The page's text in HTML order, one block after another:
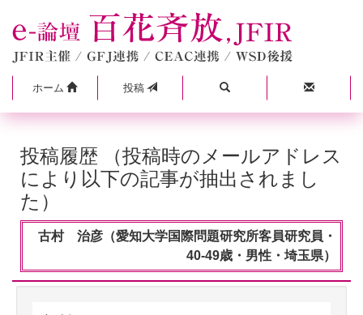
ホーム 投稿
投稿履歴 （投稿時のメールアドレス
により以下の記事が抽出されまし
た）
古村 治彦（愛知大学国際問題研究所客員研究員・
40-49歳・男性・埼玉県）